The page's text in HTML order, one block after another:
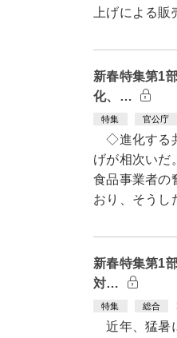
上げによる
新春特集第1
化、…
特集 官公庁
◇進化する
げが相次いだ
食品事業者の
おり、そう
新春特集第1
対…
特集 総合
近年、猛暑